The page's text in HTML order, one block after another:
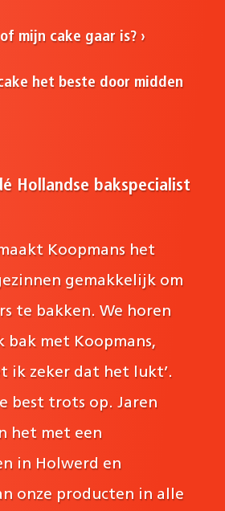
mijn cake gaar is?
het beste door midden
Hollandse bakspecialist
Koopmans het
gemakkelijk om
te bakken. We horen
bak met Koopmans,
ik zeker dat het lukt’.
best trots op. Jaren
het met een
in Holwerd en
onze producten in alle